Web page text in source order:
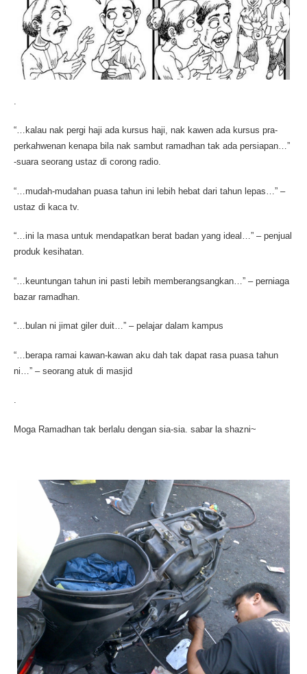
“…kalau nak pergi haji ada kursus haji, nak kawen ada kursus pra-
perkahwenan kenapa bila nak sambut ramadhan tak ada persiapan…”
-suara seorang ustaz di corong radio.
“…mudah-mudahan puasa tahun ini lebih hebat dari tahun lepas…” –
ustaz di kaca tv.
“…ini la masa untuk mendapatkan berat badan yang ideal…” – penjual
produk kesihatan.
“…keuntungan tahun ini pasti lebih memberangsangkan…” – perniaga
bazar ramadhan.
“…bulan ni jimat giler duit…” – pelajar dalam kampus
“…berapa ramai kawan-kawan aku dah tak dapat rasa puasa tahun
ni…” – seorang atuk di masjid
.
Moga Ramadhan tak berlalu dengan sia-sia. sabar la shazni~